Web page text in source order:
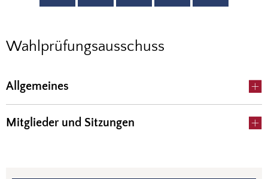
Wahlprüfungsausschuss
Wahlprüfungsausschuss
Allgemeines
Mitglieder und Sitzungen